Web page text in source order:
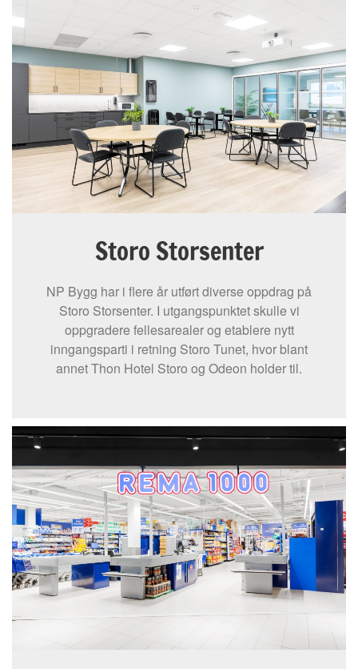
Storo Storsenter
NP Bygg har i flere år utført diverse oppdrag på
Storo Storsenter. I utgangspunktet skulle vi
oppgradere fellesarealer og etablere nytt
inngangsparti i retning Storo Tunet, hvor blant
annet Thon Hotel Storo og Odeon holder til.